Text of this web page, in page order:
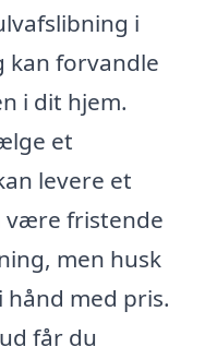
i
kan forvandle
i dit hjem.
et
levere et
være fristende
men husk
med pris.
får du